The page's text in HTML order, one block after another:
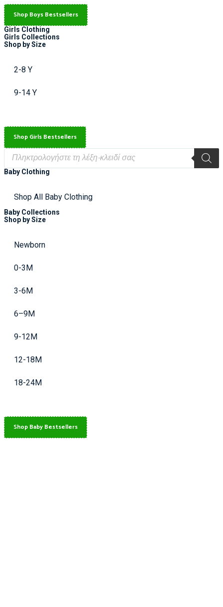
Shop Boys Bestsellers
Girls Clothing
Girls Collections
Shop by Size
2-8 Y
9-14 Y
Shop Girls Bestsellers
Baby Clothing
Shop All Baby Clothing
Baby Collections
Shop by Size
Newborn
0-3M
3-6M
6–9M
9-12M
12-18M
18-24M
Shop Baby Bestsellers